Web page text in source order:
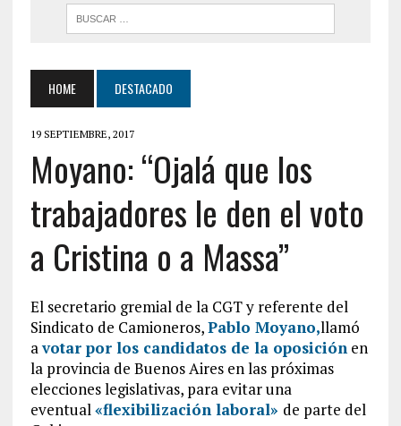
HOME DESTACADO
19 SEPTIEMBRE, 2017
Moyano: “Ojalá que los
trabajadores le den el voto
a Cristina o a Massa”
El secretario gremial de la CGT y referente del
Sindicato de Camioneros,Pablo Moyano,llamó
avotar por los candidatos de la oposiciónen
la provincia de Buenos Aires en las próximas
elecciones legislativas, para evitar una
eventual«flexibilización laboral» de parte del